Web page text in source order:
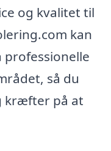
og kvalitet til
kan
så du
kræfter på at